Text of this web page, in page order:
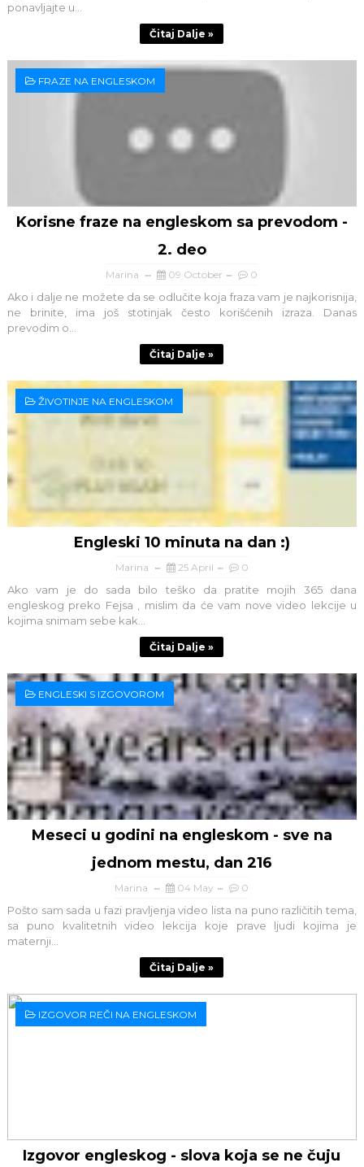
ponavljajte u...
Čitaj Dalje »
FRAZE NA ENGLESKOM
Korisne fraze na engleskom sa prevodom -
2. deo
Marina 09 October 0
Ako i dalje ne možete da se odlučite koja fraza vam je najkorisnija,
ne brinite, ima još stotinjak često korišćenih izraza. Danas
prevodim o...
Čitaj Dalje »
ŽIVOTINJE NA ENGLESKOM
Engleski 10 minuta na dan :)
Marina 25 April 0
Ako vam je do sada bilo teško da pratite mojih 365 dana
engleskog preko Fejsa , mislim da će vam nove video lekcije u
kojima snimam sebe kak...
Čitaj Dalje »
ENGLESKI S IZGOVOROM
Meseci u godini na engleskom - sve na
jednom mestu, dan 216
Marina 04 May 0
Pošto sam sada u fazi pravljenja video lista na puno različitih tema,
sa puno kvalitetnih video lekcija koje prave ljudi kojima je
maternji...
Čitaj Dalje »
IZGOVOR REČI NA ENGLESKOM
Izgovor engleskog - slova koja se ne čuju